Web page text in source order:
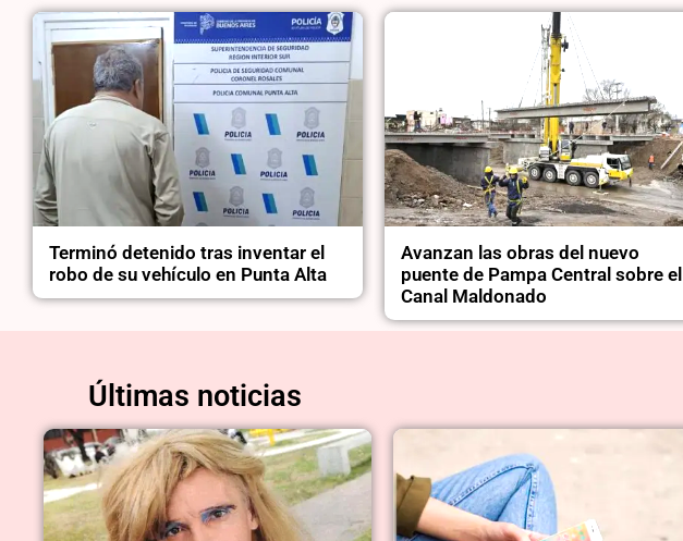
Terminó detenido tras inventar el
robo de su vehículo en Punta Alta
Avanzan las obras del nuevo
puente de Pampa Central sobre el
Canal Maldonado
Últimas noticias